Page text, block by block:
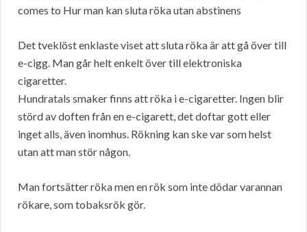
comes to Hur man kan sluta röka utan abstinens
Det tveklöst enklaste viset att sluta röka är att gå över till
e-cigg. Man går helt enkelt över till elektroniska
cigaretter.
Hundratals smaker finns att röka i e-cigaretter. Ingen blir
störd av doften från en e-cigarett, det doftar gott eller
inget alls, även inomhus. Rökning kan ske var som helst
utan att man stör någon.
Man fortsätter röka men en rök som inte dödar varannan
rökare, som tobaksrök gör.